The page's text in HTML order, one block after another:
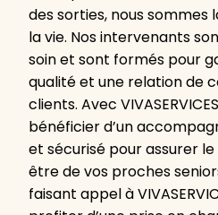
des sorties, nous sommes
la vie. Nos intervenants
soin et sont formés pour
qualité et une relation de
clients. Avec
bénéficier d’un
et sécurisé pour assurer
être de vos proches
faisant appel à